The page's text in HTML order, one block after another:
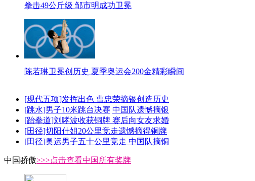
拳击49公斤级 邹市明成功卫冕
陈若琳卫冕创历史 夏季奥运会200金精彩瞬间
[现代五项]发挥出色 曹忠荣摘银创造历史
[跳水]男子10米跳台决赛 中国队遗憾摘银
[跆拳道]刘哮波收获铜牌 赛后向女友求婚
[田径]切阳什姐20公里竞走遗憾摘得铜牌
[田径]奥运男子五十公里竞走 中国队摘铜
中国骄傲>>>点击查看中国所有奖牌